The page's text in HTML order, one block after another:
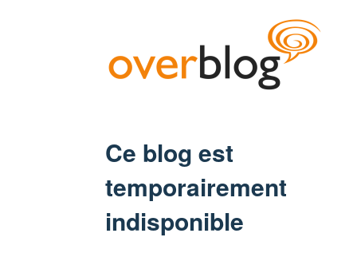
Ce blog est
temporairement
indisponible